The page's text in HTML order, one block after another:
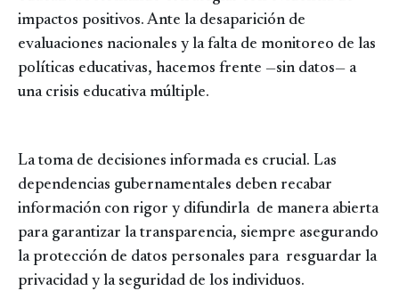
impactos positivos. Ante la desaparición de
evaluaciones nacionales y la falta de monitoreo de las
políticas educativas, hacemos frente —sin datos— a
una crisis educativa múltiple.
La toma de decisiones informada es crucial. Las
dependencias gubernamentales deben recabar
información con rigor y difundirla de manera abierta
para garantizar la transparencia, siempre asegurando
la protección de datos personales para resguardar la
privacidad y la seguridad de los individuos.